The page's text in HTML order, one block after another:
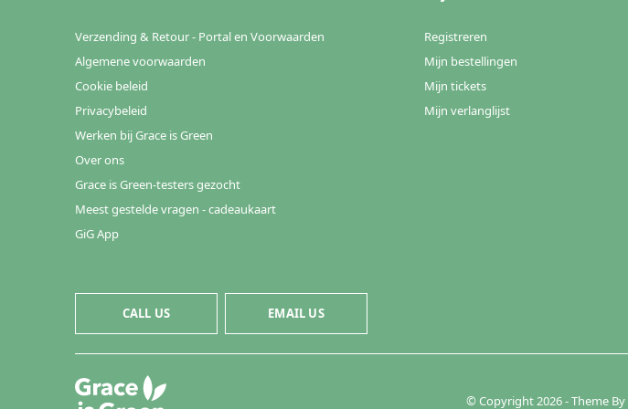
Verzending & Retour - Portal en Voorwaarden
Algemene voorwaarden
Cookie beleid
Privacybeleid
Werken bij Grace is Green
Over ons
Grace is Green-testers gezocht
Meest gestelde vragen - cadeaukaart
GiG App
Registreren
Mijn bestellingen
Mijn tickets
Mijn verlanglijst
CALL US EMAIL US
© Copyright2026- Theme By